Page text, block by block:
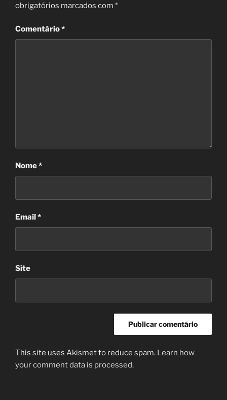
obrigatórios marcados com *
Comentário*
Nome*
Email*
Site
This site uses Akismet to reduce spam. Learn how
your comment data is processed.